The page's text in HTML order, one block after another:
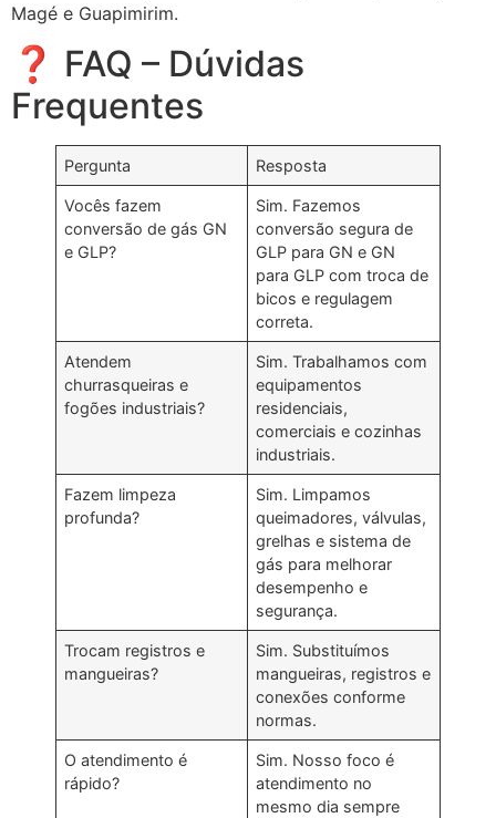
Magé e Guapimirim.
❓ FAQ – Dúvidas
Frequentes
Pergunta Resposta
Vocês fazem
conversão de gás GN
e GLP?
Sim. Fazemos
conversão segura de
GLP para GN e GN
para GLP com troca de
bicos e regulagem
correta.
Atendem
churrasqueiras e
fogões industriais?
Sim. Trabalhamos com
equipamentos
residenciais,
comerciais e cozinhas
industriais.
Fazem limpeza
profunda?
Sim. Limpamos
queimadores, válvulas,
grelhas e sistema de
gás para melhorar
desempenho e
segurança.
Trocam registros e
mangueiras?
Sim. Substituímos
mangueiras, registros e
conexões conforme
normas.
O atendimento é
rápido?
Sim. Nosso foco é
atendimento no
mesmo dia sempre